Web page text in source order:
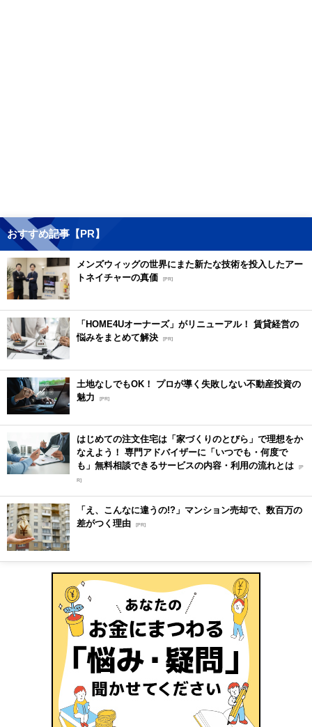
おすすめ記事【PR】
メンズウィッグの世界にまた新たな技術を投入したアー
トネイチャーの真価 [PR]
「HOME4Uオーナーズ」がリニューアル！ 賃貸経営の
悩みをまとめて解決 [PR]
土地なしでもOK！ プロが導く失敗しない不動産投資の
魅力
[PR]
はじめての注文住宅は「家づくりのとびら」で理想をか
なえよう！ 専門アドバイザーに「いつでも・何度で
も」無料相談できるサービスの内容・利用の流れとは [P
R]
「え、こんなに違うの!?」マンション売却で、数百万の
差がつく理由 [PR]